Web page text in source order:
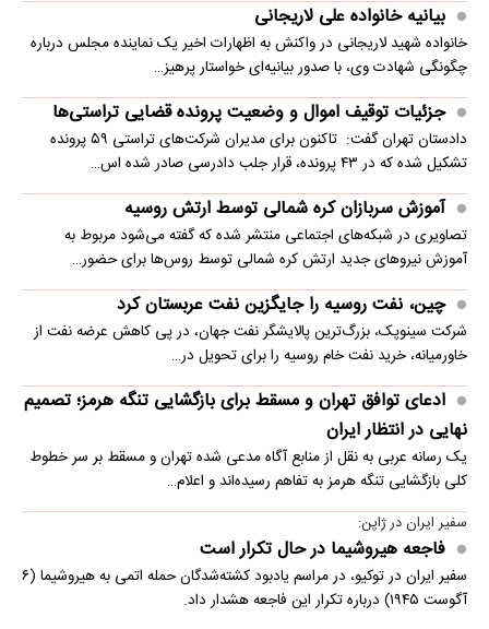
بیانیه خانواده علی لاریجانی
خانواده شهید لاریجانی در واکنش به اظهارات اخیر یک نماینده مجلس درباره
چگونگی شهادت وی، با صدور بیانیه‌ای خواستار پرهیز…
جزئیات توقیف اموال و وضعیت پرونده قضایی تراستی‌ها
دادستان تهران گفت: تاکنون برای مدیران شرکت‌های تراستی ۵۹ پرونده
تشکیل شده که در ۴۳ پرونده، قرار جلب دادرسی صادر شده اس…
آموزش سربازان کره شمالی توسط ارتش روسیه
تصاویری در شبکه‌های اجتماعی منتشر شده که گفته می‌شود مربوط به
آموزش نیروهای جدید ارتش کره شمالی توسط روس‌ها برای حضور…
چین، نفت روسیه را جایگزین نفت عربستان کرد
شرکت سینوپک، بزرگ‌ترین پالایشگر نفت جهان، در پی کاهش عرضه نفت از
خاورمیانه، خرید نفت خام روسیه را برای تحویل در…
ادعای توافق تهران و مسقط برای بازگشایی تنگه هرمز؛ تصمیم
نهایی در انتظار ایران
یک رسانه عربی به نقل از منابع آگاه مدعی شده تهران و مسقط بر سر خطوط
کلی بازگشایی تنگه هرمز به تفاهم رسیده‌اند و اعلام…
سفیر ایران در ژاپن:
فاجعه هیروشیما در حال تکرار است
سفیر ایران در توکیو، در مراسم یادبود کشته‌شدگان حمله اتمی به هیروشیما (۶
آگوست ۱۹۴۵) درباره تکرار این فاجعه هشدار داد.